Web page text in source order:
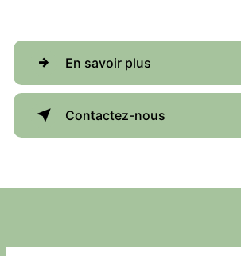
En savoir plus
Contactez-nous